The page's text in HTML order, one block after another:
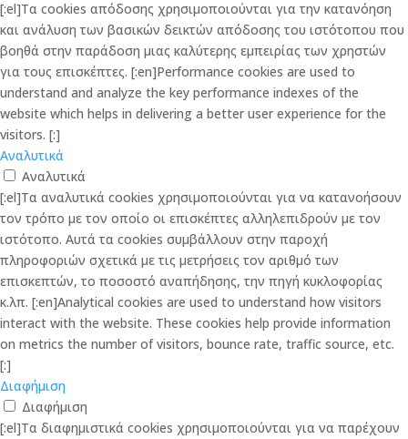
[:el]Τα cookies απόδοσης χρησιμοποιούνται για την κατανόηση
και ανάλυση των βασικών δεικτών απόδοσης του ιστότοπου που
βοηθά στην παράδοση μιας καλύτερης εμπειρίας των χρηστών
για τους επισκέπτες. [:en]Performance cookies are used to
understand and analyze the key performance indexes of the
website which helps in delivering a better user experience for the
visitors. [:]
Αναλυτικά
Αναλυτικά
[:el]Τα αναλυτικά cookies χρησιμοποιούνται για να κατανοήσουν
τον τρόπο με τον οποίο οι επισκέπτες αλληλεπιδρούν με τον
ιστότοπο. Αυτά τα cookies συμβάλλουν στην παροχή
πληροφοριών σχετικά με τις μετρήσεις τον αριθμό των
επισκεπτών, το ποσοστό αναπήδησης, την πηγή κυκλοφορίας
κ.λπ. [:en]Analytical cookies are used to understand how visitors
interact with the website. These cookies help provide information
on metrics the number of visitors, bounce rate, traffic source, etc.
[:]
Διαφήμιση
Διαφήμιση
[:el]Τα διαφημιστικά cookies χρησιμοποιούνται για να παρέχουν